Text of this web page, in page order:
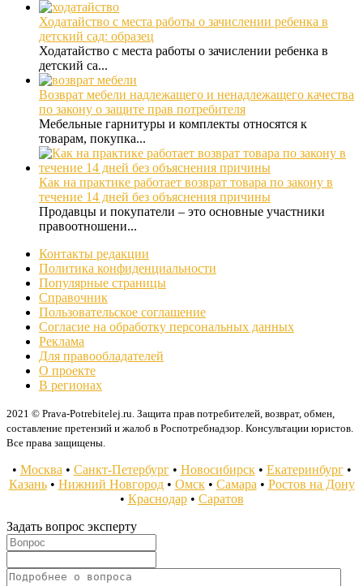
Ходатайство с места работы о зачислении ребенка в
детский сад: образец
Ходатайство с места работы о зачислении ребенка в
детский са...
Возврат мебели надлежащего и ненадлежащего качества
по закону о защите прав потребителя
Мебельные гарнитуры и комплекты относятся к
товарам, покупка...
Как на практике работает возврат товара по закону в
течение 14 дней без объяснения причины
Продавцы и покупатели – это основные участники
правоотношени...
Контакты редакции
Политика конфиденциальности
Популярные страницы
Справочник
Пользовательское соглашение
Согласие на обработку персональных данных
Реклама
Для правообладателей
О проекте
В регионах
2021 © Prava-Potrebitelej.ru. Защита прав потребителей, возврат, обмен,
составление претензий и жалоб в Роспотребнадзор. Консультации юристов.
Все права защищены.
• Москва • Санкт-Петербург• Новосибирск• Екатеринбург•
Казань• Нижний Новгород• Омск• Самара • Ростов на Дону
• Краснодар• Саратов
Задать вопрос эксперту